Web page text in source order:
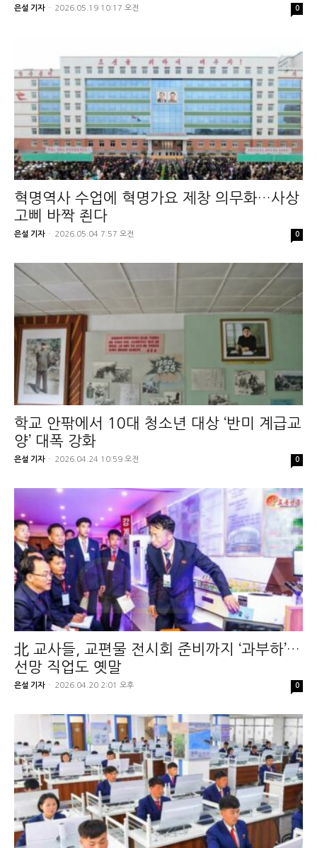
은설 기자 - 2026.05.19 10:17 오전 0
혁명역사 수업에 혁명가요 제창 의무화…사상
고삐 바짝 죈다
은설 기자 - 2026.05.04 7:57 오전 0
학교 안팎에서 10대 청소년 대상 ‘반미 계급교
양’ 대폭 강화
은설 기자 - 2026.04.24 10:59 오전 0
北 교사들, 교편물 전시회 준비까지 ‘과부하’…
선망 직업도 옛말
은설 기자 - 2026.04.20 2:01 오후 0